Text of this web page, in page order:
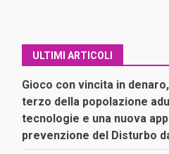
ULTIMI ARTICOLI
Gioco con vincita in
terzo della popolazione
tecnologie e una nuova
prevenzione del Disturbo